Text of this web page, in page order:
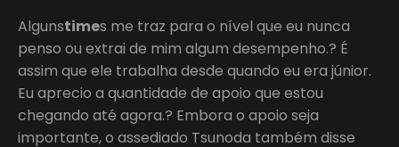
Algunstimes me traz para o nível que eu nunca
penso ou extrai de mim algum desempenho.? É
assim que ele trabalha desde quando eu era júnior.
Eu aprecio a quantidade de apoio que estou
chegando até agora.? Embora o apoio seja
importante, o assediado Tsunoda também disse